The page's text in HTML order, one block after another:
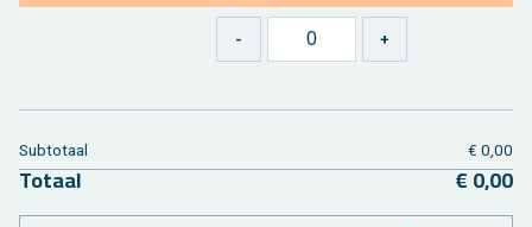
Sub­to­taal € 0,00
To­taal € 0,00